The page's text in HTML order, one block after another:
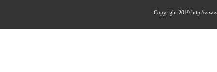
Copyright 2019 http://